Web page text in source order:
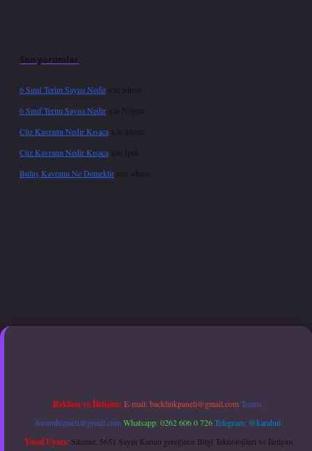
Son yorumlar
6 Sınıf Terim Sayısı Nedir için
admin
6 Sınıf Terim Sayısı Nedir için Nilgün
Cüz Kavramı Nedir Kısaca için
admin
Cüz Kavramı Nedir Kısaca için İpek
Buluş Kavramı Ne Demektir için admin
giriş adresi güncellendibetexper.xyzhiltonbet güncel giriş
Reklam ve İletişim: E-mail:backlinkpaneli@gmail.com Teams:
forumhizmeti@gmail.comWhatsapp: 0262 606 0 726Telegram: @karabul
Yasal Uyarı: Sitemiz, 5651 Sayılı Kanun gereğince Bilgi Teknolojileri ve İletişim